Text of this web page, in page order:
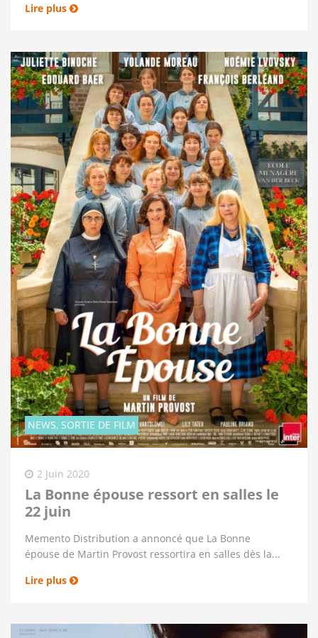
Lire plus
NEWS, SORTIE DE FILM
2 Juin 2020
La Bonne épouse ressort en salles le
22 juin
Memento Distribution a annoncé que La Bonne
épouse de Martin Provost ressortira en salles dès la...
Lire plus